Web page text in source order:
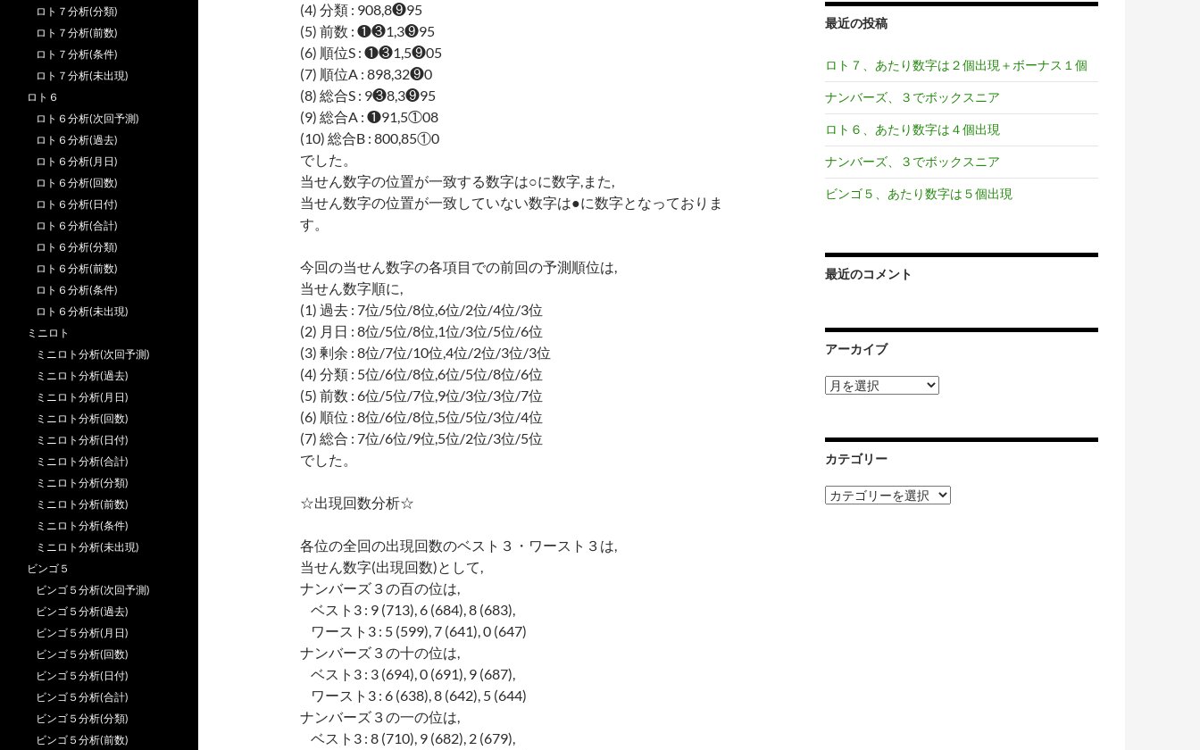
(4) 分類 : 908,8❾95
(5) 前数 : ❶❸1,3❾95
(6) 順位S : ❶❸1,5❾05
(7) 順位A : 898,32❾0
(8) 総合S : 9❸8,3❾95
(9) 総合A : ❶91,5①08
(10) 総合B : 800,85①0
でした。
当せん数字の位置が一致する数字は○に数字,また,
当せん数字の位置が一致していない数字は●に数字となっておりま
す。
今回の当せん数字の各項目での前回の予測順位は,
当せん数字順に,
(1) 過去 : 7位/5位/8位,6位/2位/4位/3位
(2) 月日 : 8位/5位/8位,1位/3位/5位/6位
(3) 剰余 : 8位/7位/10位,4位/2位/3位/3位
(4) 分類 : 5位/6位/8位,6位/5位/8位/6位
(5) 前数 : 6位/5位/7位,9位/3位/3位/7位
(6) 順位 : 8位/6位/8位,5位/5位/3位/4位
(7) 総合 : 7位/6位/9位,5位/2位/3位/5位
でした。
☆出現回数分析☆
各位の全回の出現回数のベスト３・ワースト３は,
当せん数字(出現回数)として,
ナンバーズ３の百の位は,
ベスト3 : 9 (713), 6 (684), 8 (683),
ワースト3 : 5 (599), 7 (641), 0 (647)
ナンバーズ３の十の位は,
ベスト3 : 3 (694), 0 (691), 9 (687),
ワースト3 : 6 (638), 8 (642), 5 (644)
ナンバーズ３の一の位は,
ベスト3 : 8 (710), 9 (682), 2 (679),
最近の投稿
ロト７、あたり数字は２個出現＋ボーナス１個
ナンバーズ、３でボックスニア
ロト６、あたり数字は４個出現
ナンバーズ、３でボックスニア
ビンゴ５、あたり数字は５個出現
最近のコメント
アーカイブ
ア
ー
ブ
カテゴリー
カ
テ
ロト７分析(分類)
ロト７分析(前数)
ロト７分析(条件)
ロト７分析(未出現)
ロト６
ロト６分析(次回予測)
ロト６分析(過去)
ロト６分析(月日)
ロト６分析(回数)
ロト６分析(日付)
ロト６分析(合計)
ロト６分析(分類)
ロト６分析(前数)
ロト６分析(条件)
ロト６分析(未出現)
ミニロト
ミニロト分析(次回予測)
ミニロト分析(過去)
ミニロト分析(月日)
ミニロト分析(回数)
ミニロト分析(日付)
ミニロト分析(合計)
ミニロト分析(分類)
ミニロト分析(前数)
ミニロト分析(条件)
ミニロト分析(未出現)
ビンゴ５
ビンゴ５分析(次回予測)
ビンゴ５分析(過去)
ビンゴ５分析(月日)
ビンゴ５分析(回数)
ビンゴ５分析(日付)
ビンゴ５分析(合計)
ビンゴ５分析(分類)
ビンゴ５分析(前数)